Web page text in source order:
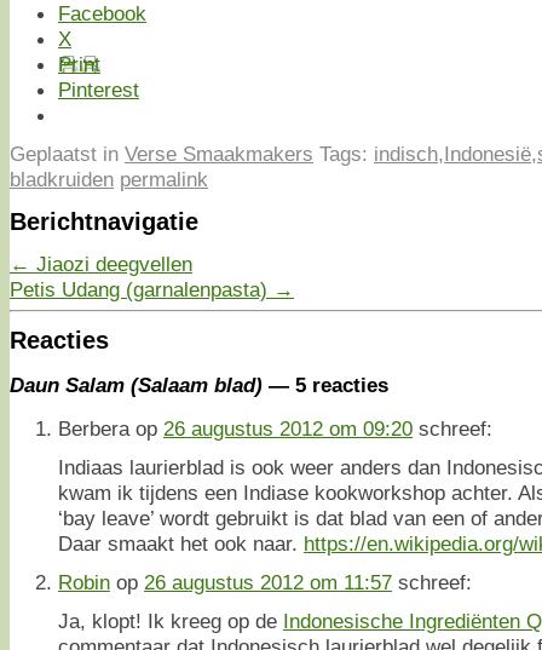
Facebook
X
Print
Pinterest
Geplaatst in Verse Smaakmakers Tags: indisch,Indonesië,
bladkruiden permalink
Berichtnavigatie
← Jiaozi deegvellen
Petis Udang (garnalenpasta) →
Reacties
Daun Salam (Salaam blad) — 5 reacties
Berbera op 26 augustus 2012 om 09:20 schreef:
Indiaas laurierblad is ook weer anders dan
kwam ik tijdens een Indiase kookworkshop achter.
‘bay leave’ wordt gebruikt is dat blad van een of
Daar smaakt het ook naar. https://en.wikipedia.org/
Robin op 26 augustus 2012 om 11:57 schreef:
Ja, klopt! Ik kreeg op de Indonesische Ingrediënten